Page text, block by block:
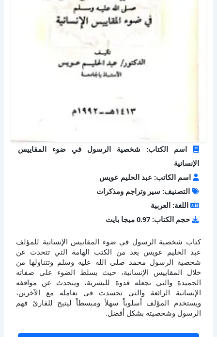
اسم الكتاب: شخصية الرسول في ضوء المقاييس
الإنسانية
اسم الكاتب: عبد الحليم عويس
التصنيف: سير وتراجم ومذكرات
اللغة: العربية
حجم الكتاب: 0.97 ميجا بايت
كتاب شخصية الرسول في ضوء المقاييس الإنسانية للمؤلف
عبد الحليم عويس يعد من الكتب الهامة التي تتحدث عن
شخصية الرسول محمد صلى الله عليه وسلم وتتناولها من
خلال المقاييس الإنسانية، حيث يسلط الضوء على صفاته
الحميدة والتي تجعله قدوة للبشرية، ويتحدث عن مواقفه
الإنسانية الرائعة والتي تجسدت في تعامله مع الآخرين،
ويستخدم المؤلف أسلوباً سهلاً ومبسطاً ليتيح للقارئ فهم
الرسول وشخصيته بشكل أفضل.